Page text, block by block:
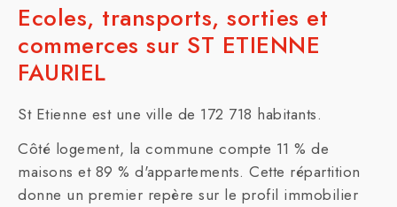
Ecoles, transports, sorties et
commerces sur ST ETIENNE
FAURIEL
St Etienne est une ville de 172 718 habitants.
Côté logement, la commune compte 11 % de
maisons et 89 % d'appartements. Cette répartition
donne un premier repère sur le profil immobilier